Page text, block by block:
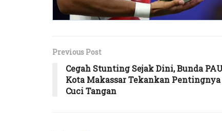
Previous Post
Cegah Stunting Sejak Dini, Bunda
Kota Makassar Tekankan Pentingnya
Cuci Tangan